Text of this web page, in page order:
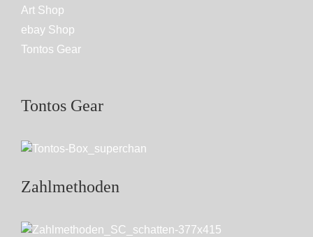
Art Shop
ebay Shop
Tontos Gear
Tontos Gear
Zahlmethoden